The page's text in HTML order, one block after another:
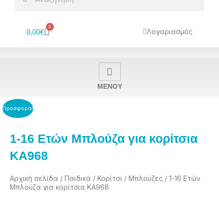
0,00€
0
Cart Λογαριασμός
MENOY
Προσφορά!
1-16 Ετών Μπλούζα για κορίτσια
KA968
Αρχική σελίδα / Παιδικά / Κορίτσι / Μπλούζες / 1-16 Ετών
Μπλούζα για κορίτσια KA968